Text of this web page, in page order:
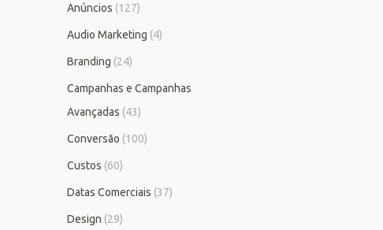
Anúncios (127)
Audio Marketing (4)
Branding (24)
Campanhas e Campanhas
Avançadas (43)
Conversão (100)
Custos (60)
Datas Comerciais (37)
Design (29)